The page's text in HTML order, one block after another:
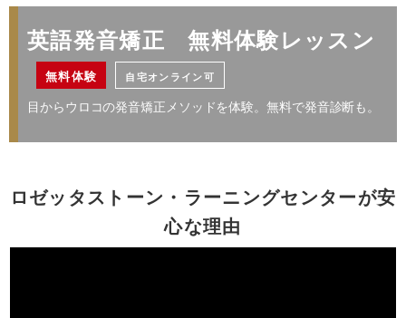
日常英会話／旅行英会話
レッスン料金サンプル
受講回数 64回 通学期間目安 7ヶ月
￥448,096
￥205,568※
￥411,136
英語発音矯正 無料体験レッスン
無料体験 自宅オンライン可
目からウロコの発音矯正メソッドを体験。無料で発音診断も。
ロゼッタストーン・ラーニングセンターが安
心な理由